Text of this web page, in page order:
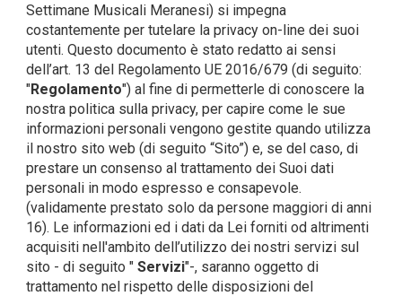
Settimane Musicali Meranesi) si impegna
costantemente per tutelare la privacy on-line dei suoi
utenti. Questo documento è stato redatto ai sensi
dell’art. 13 del Regolamento UE 2016/679 (di seguito:
"Regolamento") al fine di permetterle di conoscere la
nostra politica sulla privacy, per capire come le sue
informazioni personali vengono gestite quando utilizza
il nostro sito web (di seguito “Sito”) e, se del caso, di
prestare un consenso al trattamento dei Suoi dati
personali in modo espresso e consapevole.
(validamente prestato solo da persone maggiori di anni
16). Le informazioni ed i dati da Lei forniti od altrimenti
acquisiti nell'ambito dell’utilizzo dei nostri servizi sul
sito - di seguito " Servizi"-, saranno oggetto di
trattamento nel rispetto delle disposizioni del